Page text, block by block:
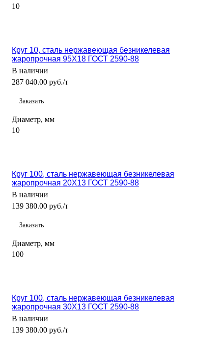
10
Круг 10, сталь нержавеющая безникелевая
жаропрочная 95Х18 ГОСТ 2590-88
В наличии
287 040.00 руб./т
Заказать
Диаметр, мм
10
Круг 100, сталь нержавеющая безникелевая
жаропрочная 20Х13 ГОСТ 2590-88
В наличии
139 380.00 руб./т
Заказать
Диаметр, мм
100
Круг 100, сталь нержавеющая безникелевая
жаропрочная 30Х13 ГОСТ 2590-88
В наличии
139 380.00 руб./т